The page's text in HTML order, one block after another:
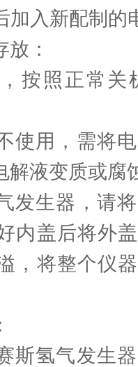
加入新配制的
：
按照正常关
使用，需将
解液变质或腐
发生器，请
内盖后将外
，将整个仪
斯氢气发生